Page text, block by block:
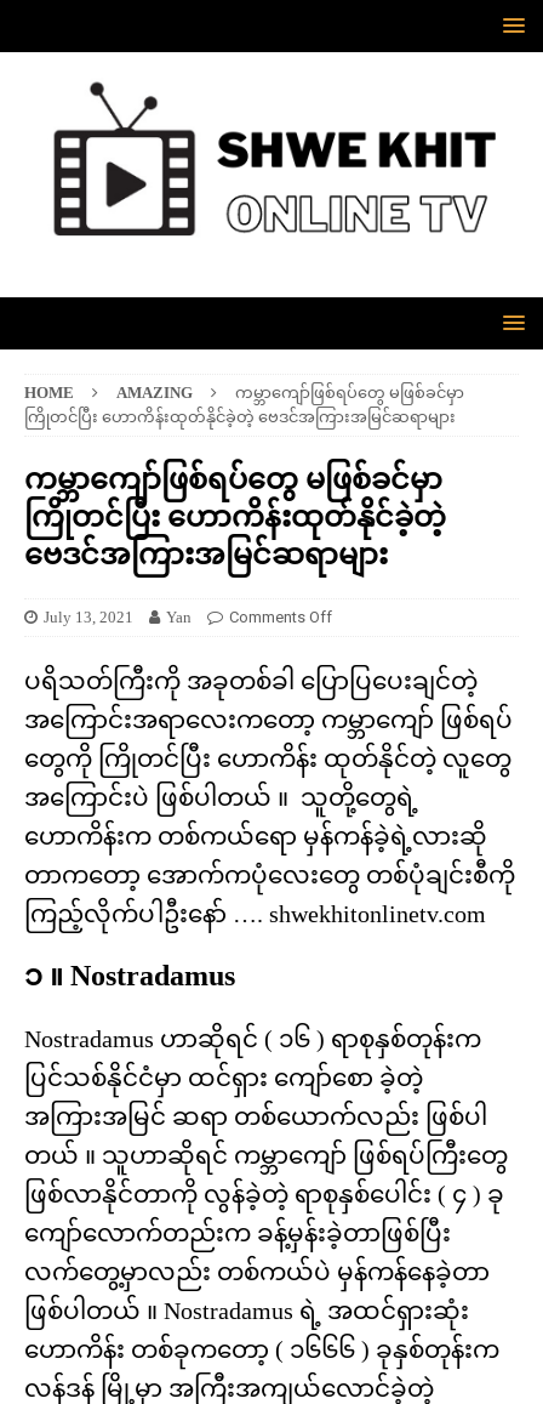
HOME AMAZING
ကမ္ဘာကျော်ဖြစ်ရပ်တွေ မဖြစ်ခင်မှာ
ကြိုတင်ပြီး ဟောကိန်းထုတ်နိုင်ခဲ့တဲ့ ဗေဒင်အကြားအမြင်ဆရာများ
ကမ္ဘာကျော်ဖြစ်ရပ်တွေ မဖြစ်ခင်မှာ
ကြိုတင်ပြီး ဟောကိန်းထုတ်နိုင်ခဲ့တဲ့
ဗေဒင်အကြားအမြင်ဆရာများ
July 13, 2021 Yan Comments Off
ပရိသတ်ကြီးကို အခုတစ်ခါ ပြောပြပေးချင်တဲ့
အကြောင်းအရာလေးကတော့ ကမ္ဘာကျော် ဖြစ်ရပ်
တွေကို ကြိုတင်ပြီး ဟောကိန်း ထုတ်နိုင်တဲ့ လူတွေ
အကြောင်းပဲ ဖြစ်ပါတယ် ။ သူတို့တွေရဲ့
ဟောကိန်းက တစ်ကယ်ရော မှန်ကန်ခဲ့ရဲ့လားဆို
တာကတော့ အောက်ကပုံလေးတွေ တစ်ပုံချင်းစီကို
ကြည့်လိုက်ပါဦးနော် …. shwekhitonlinetv.com
၁ ။ Nostradamus
Nostradamus ဟာဆိုရင် ( ၁၆ ) ရာစုနှစ်တုန်းက
ပြင်သစ်နိုင်ငံမှာ ထင်ရှား ကျော်စော ခဲ့တဲ့
အကြားအမြင် ဆရာ တစ်ယောက်လည်း ဖြစ်ပါ
တယ် ။ သူဟာဆိုရင် ကမ္ဘာကျော် ဖြစ်ရပ်ကြီးတွေ
ဖြစ်လာနိုင်တာကို လွန်ခဲ့တဲ့ ရာစုနှစ်ပေါင်း ( ၄ ) ခု
ကျော်လောက်တည်းက ခန့်မှန်းခဲ့တာဖြစ်ပြီး
လက်တွေ့မှာလည်း တစ်ကယ်ပဲ မှန်ကန်နေခဲ့တာ
ဖြစ်ပါတယ် ။ Nostradamus ရဲ့ အထင်ရှားဆုံး
ဟောကိန်း တစ်ခုကတော့ ( ၁၆၆၆ ) ခုနှစ်တုန်းက
လန်ဒန် မြို့မှာ အကြီးအကျယ်လောင်ခဲ့တဲ့